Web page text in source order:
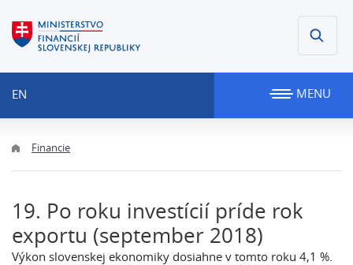
EN MENU
Financie
19. Po roku investícií príde rok
exportu (september 2018)
Výkon slovenskej ekonomiky dosiahne v tomto roku 4,1 %.